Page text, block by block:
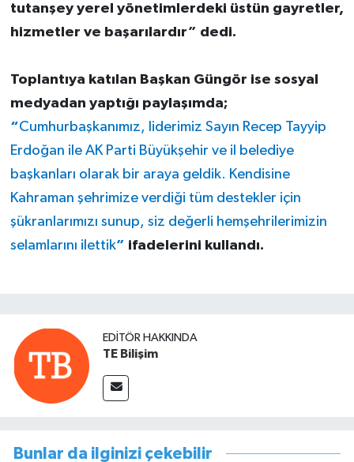
tutanşey yerel yönetimlerdeki üstün gayretler,
hizmetler ve başarılardır” dedi.
Toplantıya katılan Başkan Güngör ise sosyal
medyadan yaptığı paylaşımda;
“Cumhurbaşkanımız, liderimiz Sayın Recep Tayyip
Erdoğan ile AK Parti Büyükşehir ve il belediye
başkanları olarak bir araya geldik. Kendisine
Kahraman şehrimize verdiği tüm destekler için
şükranlarımızı sunup, siz değerli hemşehrilerimizin
selamlarını ilettik” ifadelerini kullandı.
EDITÖR HAKKINDA
TE Bilişim
Bunlar da ilginizi çekebilir